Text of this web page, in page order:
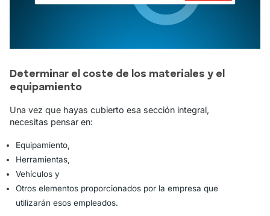
Determinar el coste de los materiales y el
equipamiento
Una vez que hayas cubierto esa sección integral,
necesitas pensar en:
Equipamiento,
Herramientas,
Vehículos y
Otros elementos proporcionados por la empresa que
utilizarán esos empleados.